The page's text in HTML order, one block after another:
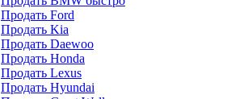
Продать Ford
Продать Kia
Продать Daewoo
Продать Honda
Продать Lexus
Продать Hyundai